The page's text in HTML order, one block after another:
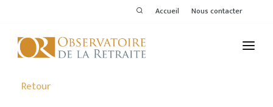
Accueil Nous contacter
Retour